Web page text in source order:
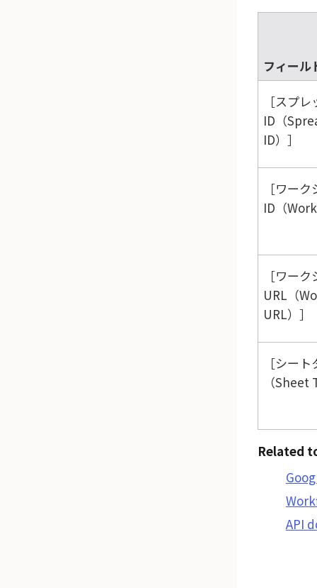
フィール
スプレ
ID（
ID）
ワーク
ID（
ワーク
URL（
URL）
シート
（Sheet
Related
API